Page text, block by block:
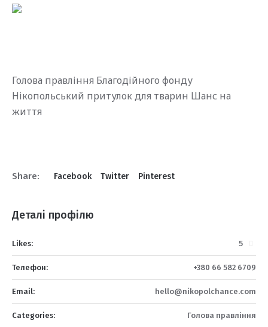
Голова правління Благодійного фонду
Нікопольський притулок для тварин Шанс на
життя
Share: Facebook Twitter Pinterest
Деталі профілю
Likes: 5
Телефон: +380 66 582 6709
Email: hello@nikopolchance.com
Categories: Голова правління